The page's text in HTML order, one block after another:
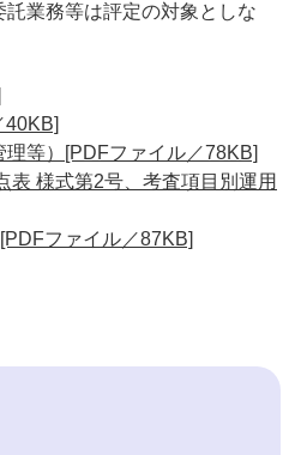
業務等は評定の対象としな
40KB]
等）[PDFファイル／78KB]
表 様式第2号、考査項目別運用
ファイル／87KB]